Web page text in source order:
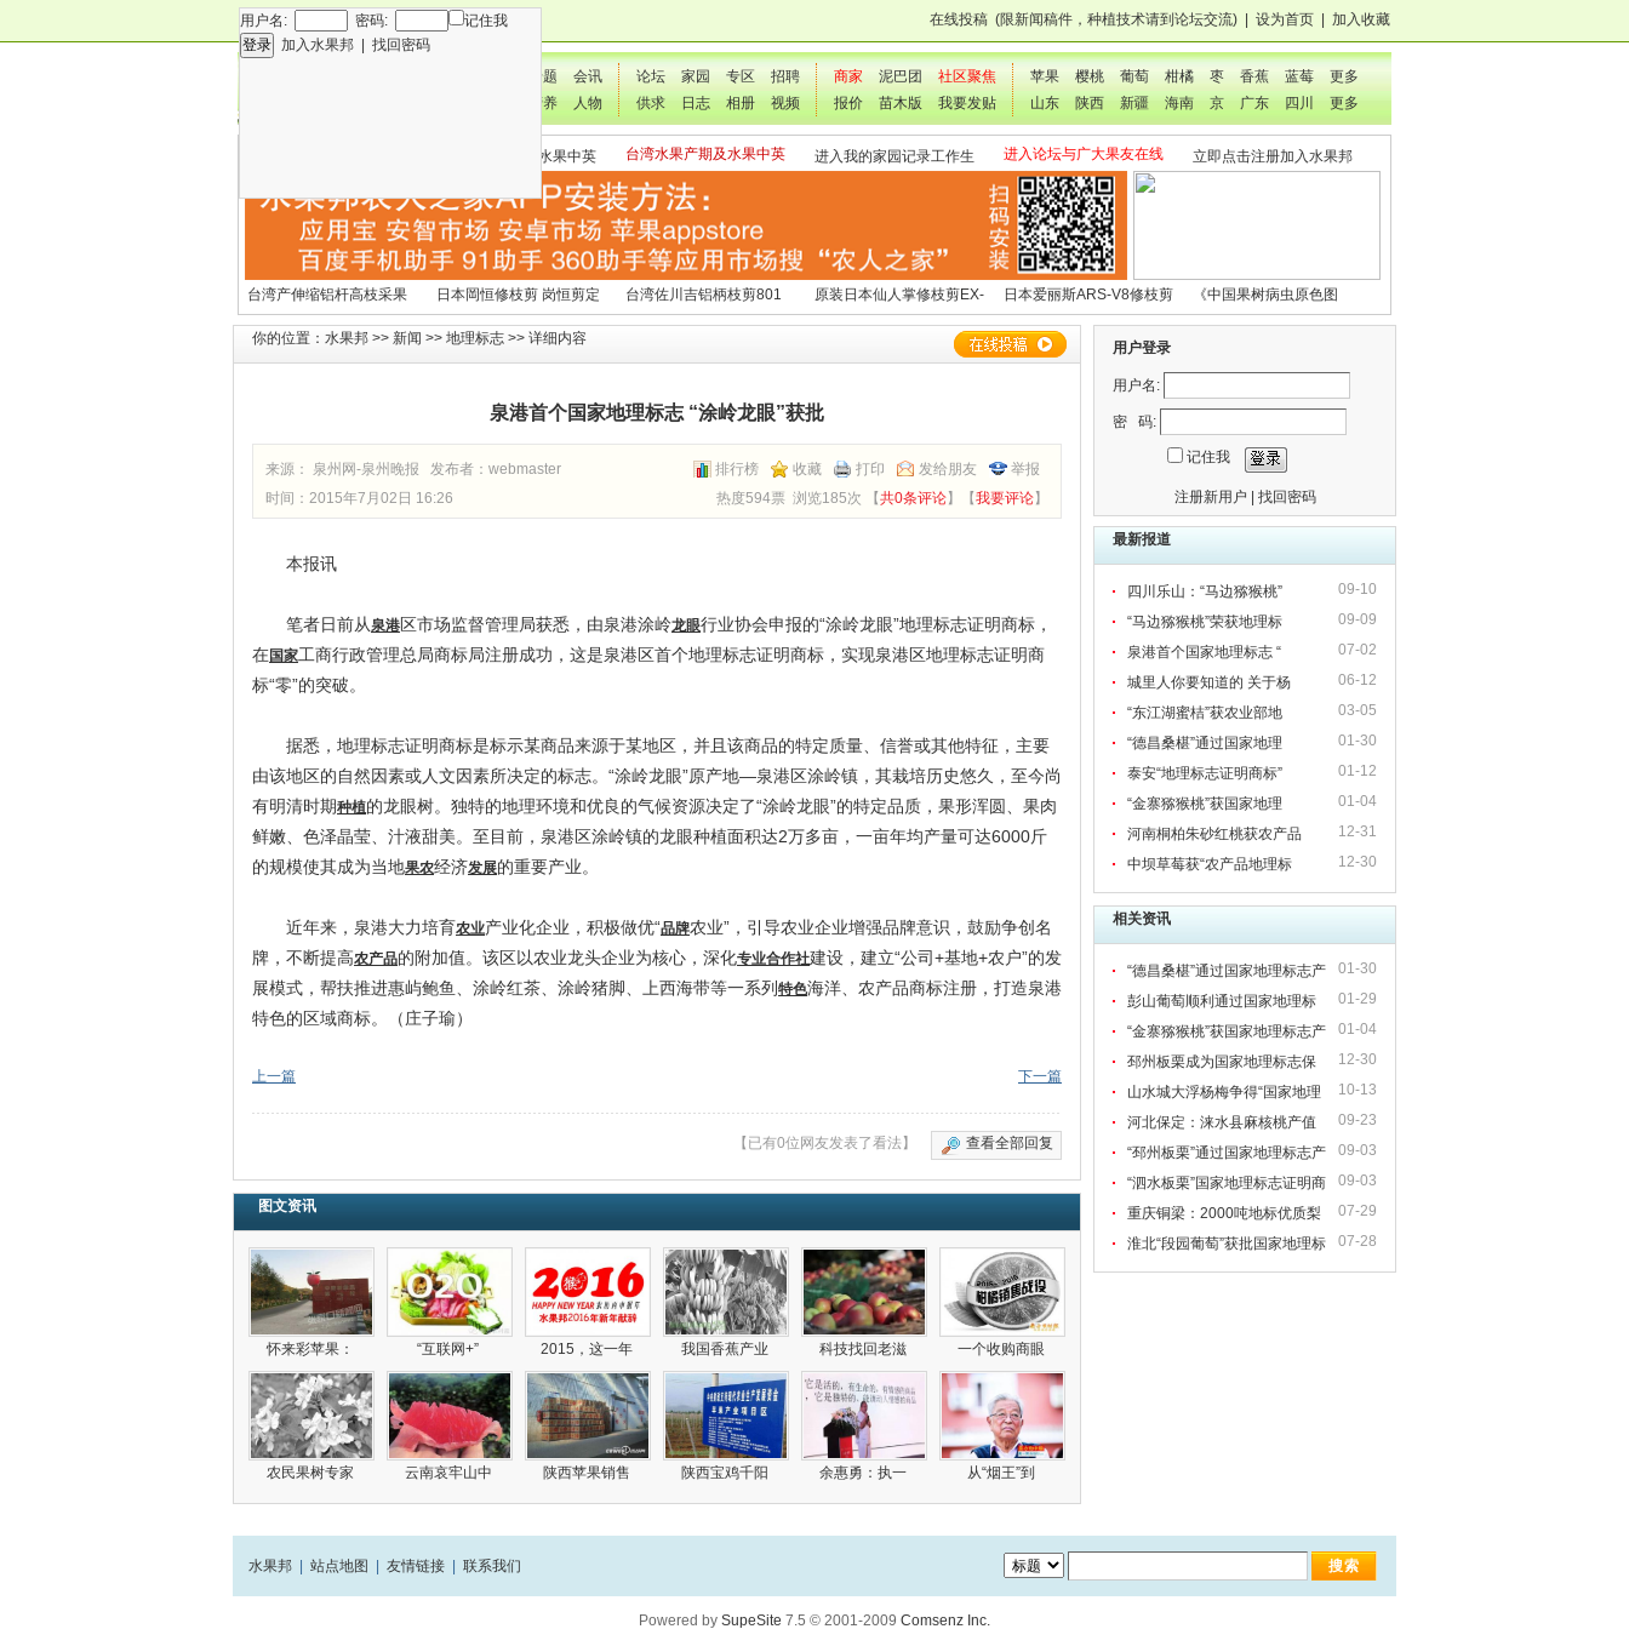
用户名: 密码:
记住我
加入水果邦
找回密码
在线投稿 (限新闻稿件，种植技术请到论坛交流) 设为首页 加入收藏
专题
会讯
营养 人物
论坛 家园 专区
招聘
供求
日志 相册 视频
商家 泥巴团
社区聚焦
报价
苗木版 我要发贴
苹果 樱桃 葡萄 柑橘 枣 香蕉 蓝莓
更多
山东
陕西 新疆 海南 京 广东 四川 更多
国外水果产期及水果中英
台湾水果产期及水果中英
文表
进入我的家园记录工作生
进入论坛与广大果友在线
交流
立即点击注册加入水果邦
台湾产伸缩铝杆高枝采果
剪2270#
日本岡恒修枝剪 岗恒剪定
铗200
台湾佐川吉铝柄枝剪801
（欧洲款式）
原装日本仙人掌修枝剪EX-
3
日本爱丽斯ARS-V8修枝剪
《中国果树病虫原色图
鉴》
你的位置： 水果邦 >> 新闻 >> 地理标志 >> 详细内容
泉港首个国家地理标志 “涂岭龙眼”获批
排行榜 收藏 打印 发给朋友 举报
来源： 泉州网-泉州晚报 发布者： webmaster
热度594票 浏览185次 【共0条评论】【我要评论】
时间：2015年7月02日 16:26
本报讯
笔者日前从泉港区市场监督管理局获悉，由泉港涂岭龙眼行业协会申报的“涂岭龙眼”地理标志证明商标，
在国家工商行政管理总局商标局注册成功，这是泉港区首个地理标志证明商标，实现泉港区地理标志证明商
标“零”的突破。
据悉，地理标志证明商标是标示某商品来源于某地区，并且该商品的特定质量、信誉或其他特征，主要
由该地区的自然因素或人文因素所决定的标志。“涂岭龙眼”原产地—泉港区涂岭镇，其栽培历史悠久，至今尚
有明清时期种植的龙眼树。独特的地理环境和优良的气候资源决定了“涂岭龙眼”的特定品质，果形浑圆、果肉
鲜嫩、色泽晶莹、汁液甜美。至目前，泉港区涂岭镇的龙眼种植面积达2万多亩，一亩年均产量可达6000斤
的规模使其成为当地果农经济发展的重要产业。
近年来，泉港大力培育农业产业化企业，积极做优“品牌农业”，引导农业企业增强品牌意识，鼓励争创名
牌，不断提高农产品的附加值。该区以农业龙头企业为核心，深化专业合作社建设，建立“公司+基地+农户”的发
展模式，帮扶推进惠屿鲍鱼、涂岭红茶、涂岭猪脚、上西海带等一系列 特色海洋、农产品商标注册，打造泉港
特色的区域商标。（庄子瑜）
上一篇 下一篇
查看全部回复
【已有0位网友发表了看法】
图文资讯
怀来彩苹果： “互联网+” 2015，这一年 我国香蕉产业 科技找回老滋 一个收购商眼
农民果树专家 云南哀牢山中 陕西苹果销售 陕西宝鸡千阳 余惠勇：执一 从“烟王”到
用户登录
用户名:
密 码:
记住我
注册新用户 找回密码
最新报道
09-10
四川乐山：“马边猕猴桃”
09-09
“马边猕猴桃”荣获地理标
07-02
泉港首个国家地理标志 “
06-12
城里人你要知道的 关于杨
03-05
“东江湖蜜桔”获农业部地
01-30
“德昌桑椹”通过国家地理
01-12
泰安“地理标志证明商标”
01-04
“金寨猕猴桃”获国家地理
12-31
河南桐柏朱砂红桃获农产品
12-30
中坝草莓获“农产品地理标
相关资讯
01-30
“德昌桑椹”通过国家地理标志产
品保护专家评审
01-29
彭山葡萄顺利通过国家地理标
志产品保护技术审查
01-04
“金寨猕猴桃”获国家地理标志产
品保护
12-30
邳州板栗成为国家地理标志保
护产品
10-13
山水城大浮杨梅争得“国家地理
标志证明商标”
09-23
河北保定：涞水县麻核桃产值
突破3亿元
09-03
“邳州板栗”通过国家地理标志产
品保护技术审查
09-03
“泗水板栗”国家地理标志证明商
标被核准注册
07-29
重庆铜梁：2000吨地标优质梨
陆续上市 市民可电话订购
07-28
淮北“段园葡萄”获批国家地理标
志保护产品
水果邦 站点地图 友情链接 联系我们
Powered by SupeSite 7.5 © 2001-2009 Comsenz Inc.